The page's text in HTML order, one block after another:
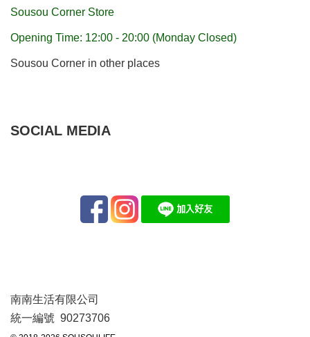
Sousou Corner Store
Opening Time: 12:00 - 20:00 (Monday Closed)
Sousou Corner in other places
SOCIAL MEDIA
南南生活有限公司
統一編號 90273706